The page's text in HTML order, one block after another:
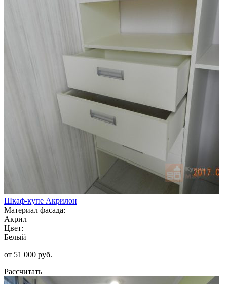
Шкаф-купе Акрилон
Материал фасада:
Акрил
Цвет:
Белый
от 51 000 руб.
Рассчитать